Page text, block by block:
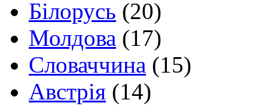
Білорусь (20)
Молдова (17)
Словаччина (15)
Австрія (14)